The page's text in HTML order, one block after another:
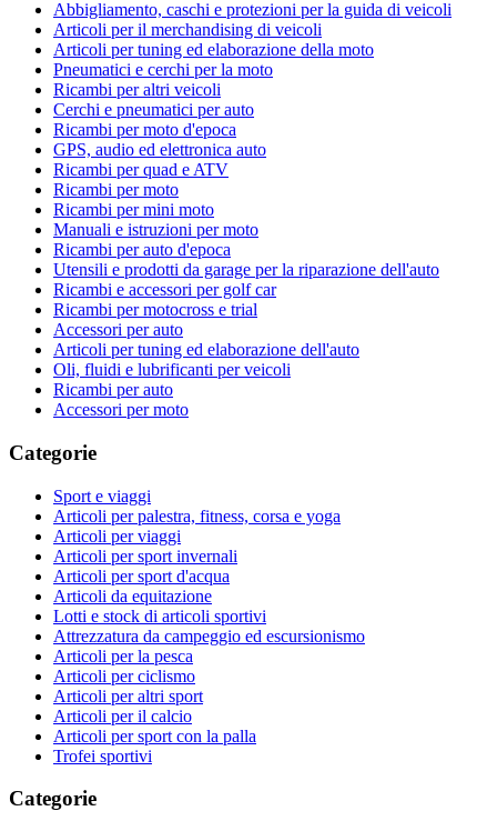
Abbigliamento, caschi e protezioni per la guida di veicoli
Articoli per il merchandising di veicoli
Articoli per tuning ed elaborazione della moto
Pneumatici e cerchi per la moto
Ricambi per altri veicoli
Cerchi e pneumatici per auto
Ricambi per moto d'epoca
GPS, audio ed elettronica auto
Ricambi per quad e ATV
Ricambi per moto
Ricambi per mini moto
Manuali e istruzioni per moto
Ricambi per auto d'epoca
Utensili e prodotti da garage per la riparazione dell'auto
Ricambi e accessori per golf car
Ricambi per motocross e trial
Accessori per auto
Articoli per tuning ed elaborazione dell'auto
Oli, fluidi e lubrificanti per veicoli
Ricambi per auto
Accessori per moto
Categorie
Sport e viaggi
Articoli per palestra, fitness, corsa e yoga
Articoli per viaggi
Articoli per sport invernali
Articoli per sport d'acqua
Articoli da equitazione
Lotti e stock di articoli sportivi
Attrezzatura da campeggio ed escursionismo
Articoli per la pesca
Articoli per ciclismo
Articoli per altri sport
Articoli per il calcio
Articoli per sport con la palla
Trofei sportivi
Categorie